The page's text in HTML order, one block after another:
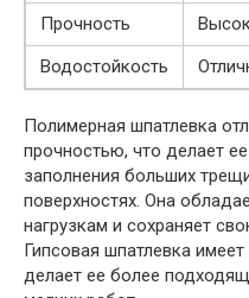
Прочность
Водостойкость
Полимерная шпатлевка
прочностью, что делает
заполнения больших
поверхностях. Она
нагрузкам и сохраняет
Гипсовая шпатлевка
делает ее более